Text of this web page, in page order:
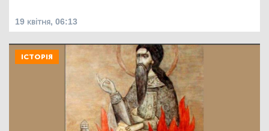
19 квітня, 06:13
ІСТОРІЯ